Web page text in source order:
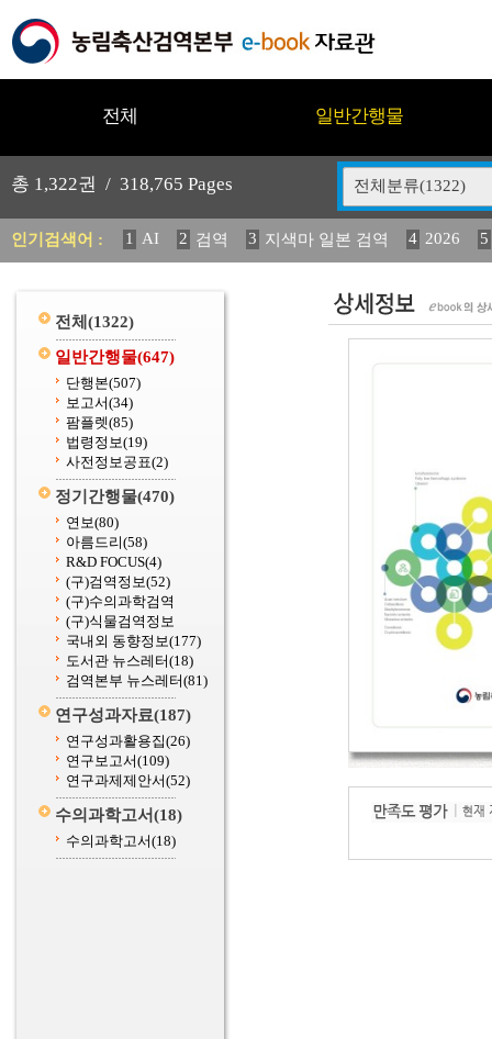
전체 일반간행물
총 1,322권 / 318,765 Pages 전체분류(1322)
인기검색어 : 1 AI 2 검역 3 지색마 일본 검역 4 2026
5
11 2025 12 중독성 식물 도감 13 媛 異 14
전체 (1322)
일반간행물(647)
단행본(507)
보고서(34)
팜플렛(85)
법령정보(19)
사전정보공표(2)
정기간행물(470)
연보(80)
아름드리(58)
R&D FOCUS(4)
(구)검역정보(52)
(구)수의과학검역
(구)식물검역정보
국내외 동향정보(177)
도서관 뉴스레터(18)
검역본부 뉴스레터(81)
연구성과자료(187)
연구성과활용집(26)
연구보고서(109)
연구과제제안서(52)
수의과학고서(18)
수의과학고서(18)